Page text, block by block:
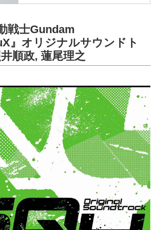
アルバム『二人称』をデジタルア
アルバム『二人称』は、n-bunaが
原案・執筆を担当する“書簡型小
説”『二人称』を音楽で表現した
作品。アルバムには「太陽」「晴
「火星人」「ルバート」「アポリ
ア」「へび」「月光浴」の既発曲
に加えて、リレコーデイングした
「ヒッチコック」に新曲12曲を加
えて構成、全22曲収録のボリ...
戦士Gundam
』オリジナルサウンドト
順政, 蓮尾理之